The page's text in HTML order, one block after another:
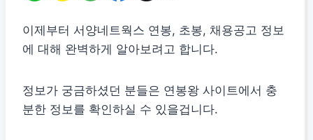
이제부터 서양네트웍스 연봉, 초봉, 채용공고 정보
에 대해 완벽하게 알아보려고 합니다.
정보가 궁금하셨던 분들은 연봉왕 사이트에서 충
분한 정보를 확인하실 수 있을겁니다.